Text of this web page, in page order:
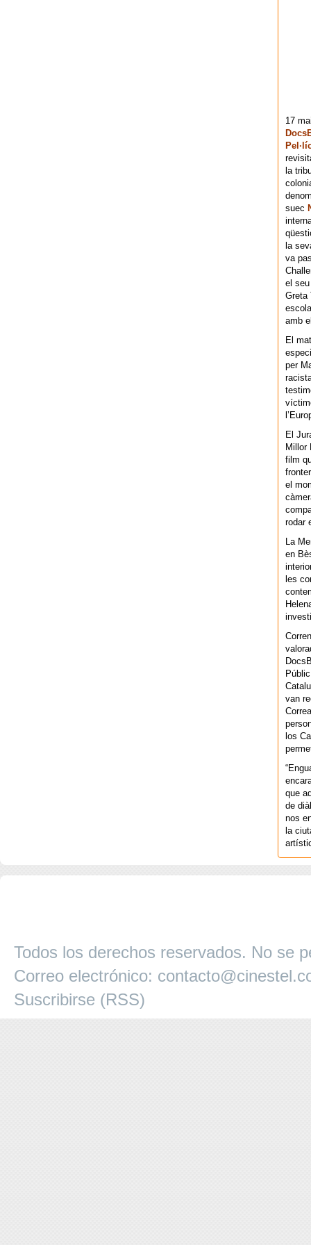
17
la
suec
la
va
el
Greta
amb
El
per
El
Millor
film
el
rodar
La
en
les
van
los
que
de
nos
la
Todos los derechos reservados. No se
Correo electrónico:
Suscribirse (RSS)